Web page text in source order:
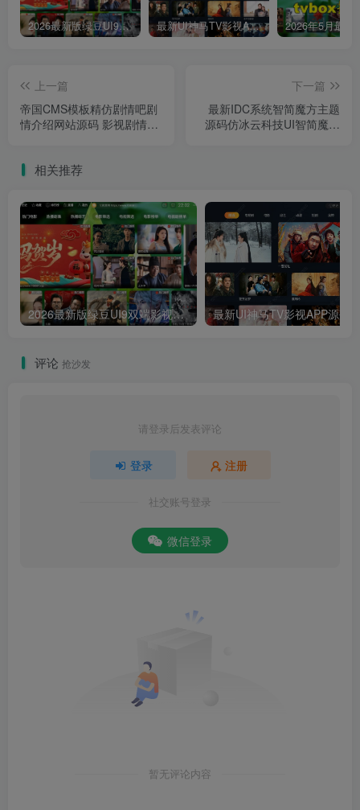
2026最新版绿豆UI9双端影视APP源码 最新UI神马TV影视APP源码 乐檬影视苹果CMS后台 包含前后端源码
上一篇
帝国CMS模板精仿剧情吧剧
情介绍网站源码 影视剧情介
下一篇
最新IDC系统智简魔方主题
源码仿冰云科技UI智简魔方
相关推荐
2026最新版绿豆UI9双端影视APP源码
评论 抢沙发
请登录后发表评论
登录 注册
社交账号登录
微信登录
暂无评论内容